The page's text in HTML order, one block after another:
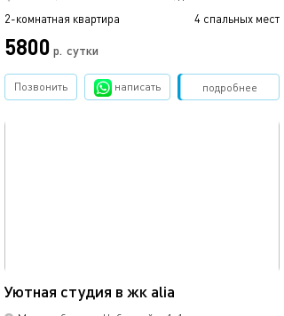
2-комнатная квартира 4 спальных мест
5800 р. сутки
подробнее
Позвонить написать Забронировать
Уютная студия в жк alia